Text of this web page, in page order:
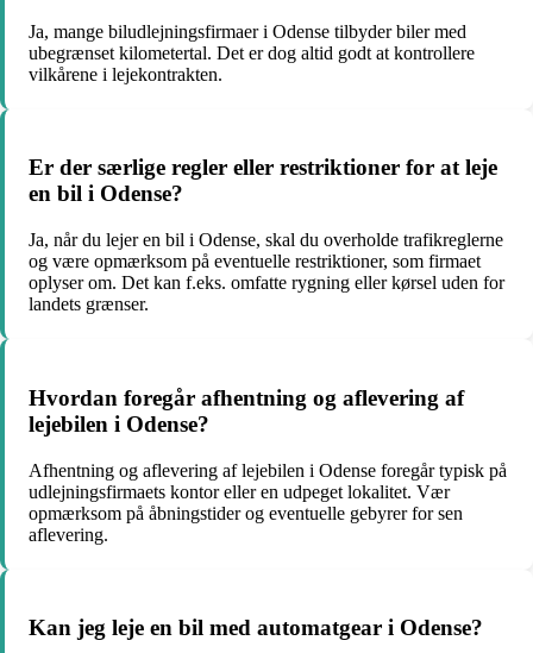
Ja, mange biludlejningsfirmaer i Odense tilbyder biler med
ubegrænset kilometertal. Det er dog altid godt at kontrollere
vilkårene i lejekontrakten.
Er der særlige regler eller restriktioner for at leje
en bil i Odense?
Ja, når du lejer en bil i Odense, skal du overholde trafikreglerne
og være opmærksom på eventuelle restriktioner, som firmaet
oplyser om. Det kan f.eks. omfatte rygning eller kørsel uden for
landets grænser.
Hvordan foregår afhentning og aflevering af
lejebilen i Odense?
Afhentning og aflevering af lejebilen i Odense foregår typisk på
udlejningsfirmaets kontor eller en udpeget lokalitet. Vær
opmærksom på åbningstider og eventuelle gebyrer for sen
aflevering.
Kan jeg leje en bil med automatgear i Odense?